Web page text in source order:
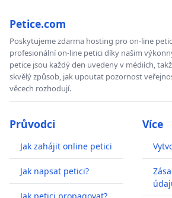
Petice.com
Poskytujeme zdarma hosting pro on-line
profesionální on-line petici díky našim
petice jsou každý den uvedeny v médiích,
skvělý způsob, jak upoutat pozornost
věcech rozhodují.
Průvodci
Jak zahájit online petici
Jak napsat petici?
Více